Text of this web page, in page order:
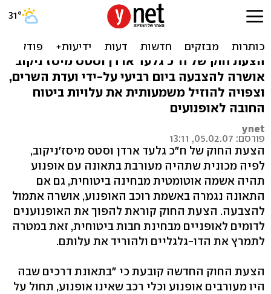
אושר להצבעה: "האופנוענים
לא אשמים"
הצעת חוק של ח"כ גלעד ארדן וסטס מיסז'ניקוב
אושרה להצבעה ביום רביעי על-ידי ועדת השרים,
וצפויה להוזיל משמעותית את עלויות ביטוח
החובה לאופנועים
ynet
פורסם: 05.02.07, 13:11
הצעת החוק של ח"כ גלעד ארדן וסטס מיסז'ניקוב,
לפיה מכונית שתהיה מעורבת בתאונה עם אופנוע
תהיה אשמה אוטומטית מבחינה ביטוחית, גם אם
התאונה נגמרה באשמת רוכב האופנוע, אושרה אתמול
להצבעה. הצעת החוק קוראת להפוך את האופנוענים
לדומים לאופניים מבחינת חבות ביטוחית, זאת במטרה
לתמרץ את הדו-גלגליים ולהוריד את עלותם.
הצעת החוק החדשה קובעת כי "בתאונת דרכים שבה
היו מעורבים אופנוע וכלי רכב שאינו אופנוע, תחול על